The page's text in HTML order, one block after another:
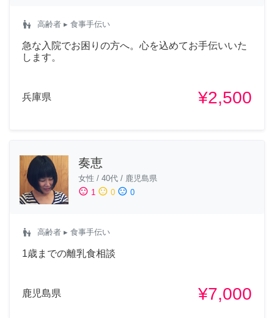
escalator_warning 高齢者 ▸ 食事手伝い
急な入院でお困りの方へ。心を込めてお手伝いいた
します。
兵庫県 ¥2,500
奏恵
女性 / 40代 / 鹿児島県
sentiment_satisfied 1 sentiment_neutral 0 sentiment_dissatisfied 0
escalator_warning 高齢者 ▸ 食事手伝い
1歳までの離乳食相談
鹿児島県 ¥7,000